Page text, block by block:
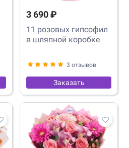
3 690 ₽
11 розовых гипсофил
в шляпной коробке
3 отзывов
Заказать